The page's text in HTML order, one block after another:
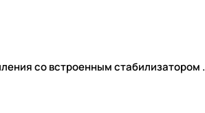
со встроенным стабилизатором .